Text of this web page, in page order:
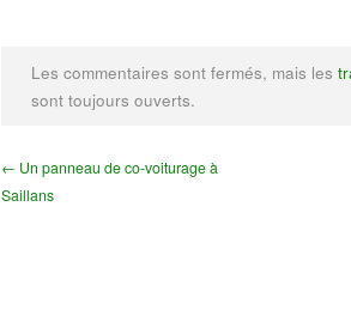
Les commentaires sont fermés, mais les
sont toujours ouverts.
← Un panneau de co-voiturage à
Saillans